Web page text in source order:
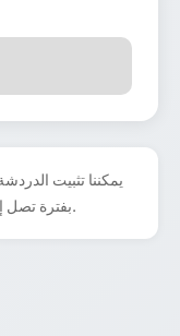
بفترة تصل إلى 7 أيام لتثبيته على خادم العميل.